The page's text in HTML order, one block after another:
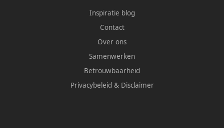
Inspiratie blog
Contact
Over ons
Samenwerken
Betrouwbaarheid
Privacybeleid & Disclaimer